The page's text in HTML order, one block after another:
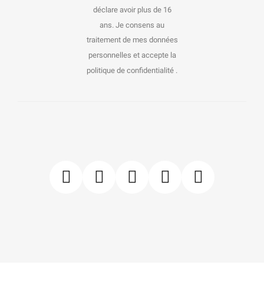
déclare avoir plus de 16
ans. Je consens au
traitement de mes données
personnelles et accepte la
politique de confidentialité .